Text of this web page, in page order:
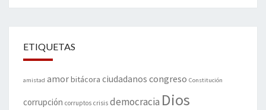
ETIQUETAS
amistad amorbitácora ciudadanos congreso Constitución
corrupción corruptos crisis democracia Dios